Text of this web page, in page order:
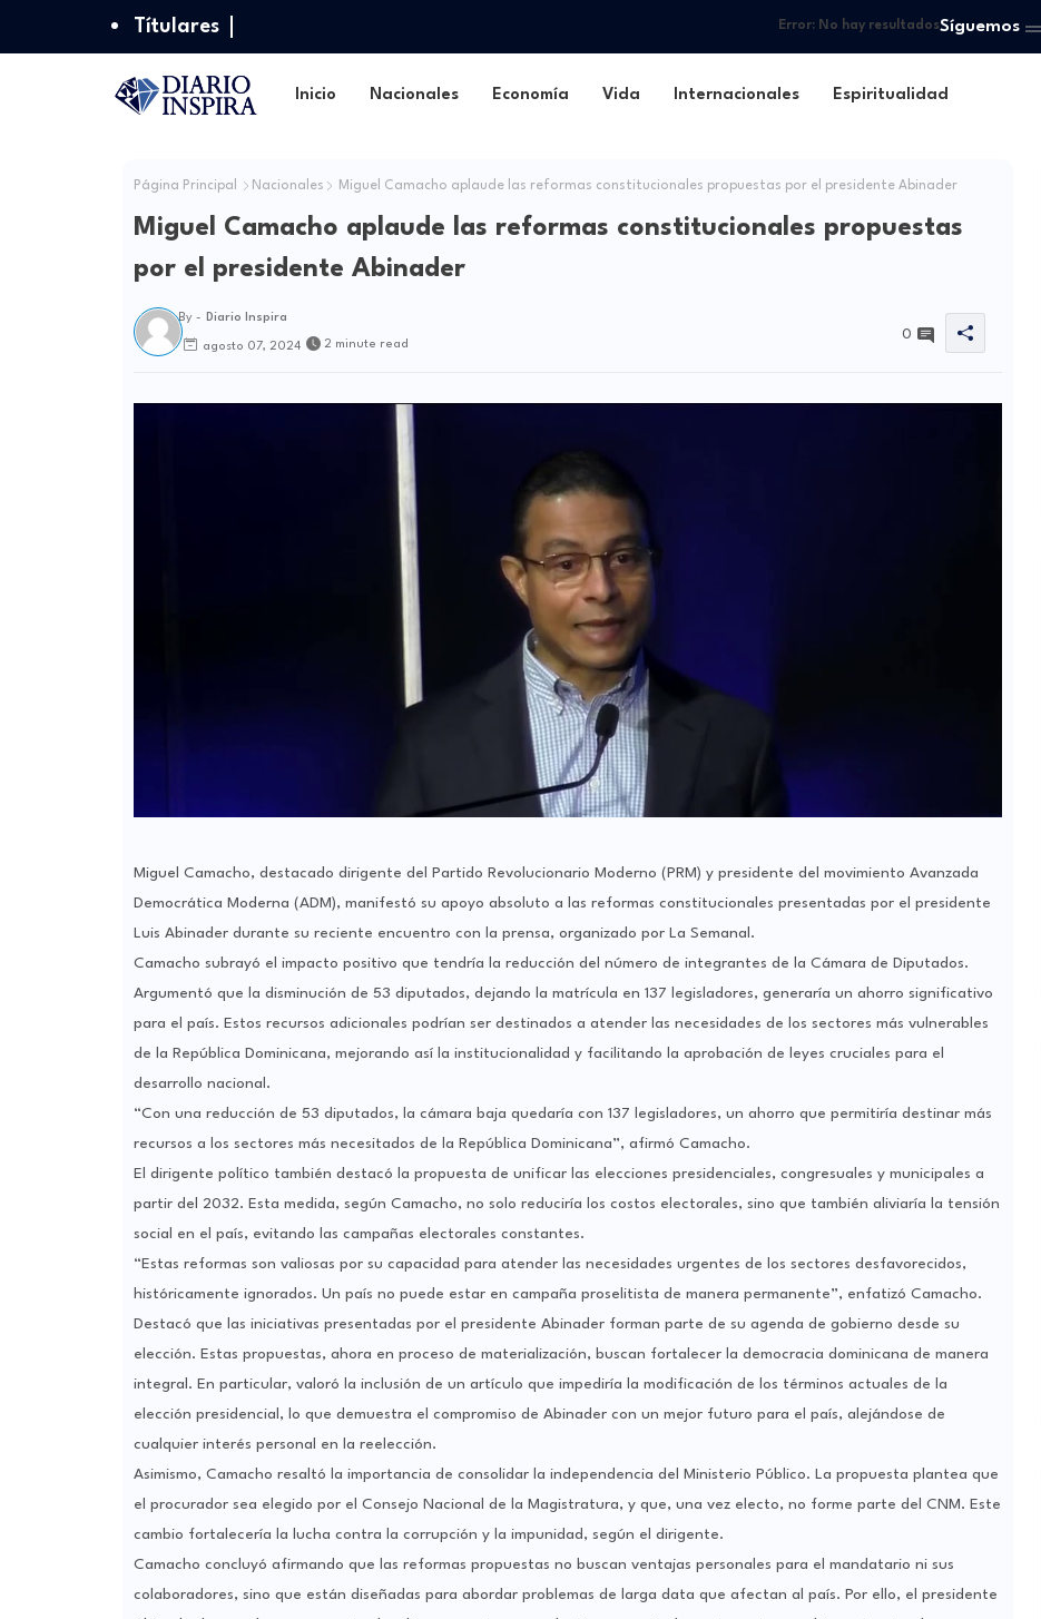
Títulares Error:No hay resultadosSíguemos
Inicio Nacionales Economía Vida Internacionales Espiritualidad
Página Principal Nacionales Miguel Camacho aplaude las reformas constitucionales propuestas por el presidente Abinader
Miguel Camacho aplaude las reformas constitucionales propuestas
por el presidente Abinader
By - Diario Inspira
agosto 07, 2024 2 minute read
0
Miguel Camacho, destacado dirigente del Partido Revolucionario Moderno (PRM) y presidente del movimiento Avanzada
Democrática Moderna (ADM), manifestó su apoyo absoluto a las reformas constitucionales presentadas por el presidente
Luis Abinader durante su reciente encuentro con la prensa, organizado por La Semanal.
Camacho subrayó el impacto positivo que tendría la reducción del número de integrantes de la Cámara de Diputados.
Argumentó que la disminución de 53 diputados, dejando la matrícula en 137 legisladores, generaría un ahorro significativo
para el país. Estos recursos adicionales podrían ser destinados a atender las necesidades de los sectores más vulnerables
de la República Dominicana, mejorando así la institucionalidad y facilitando la aprobación de leyes cruciales para el
desarrollo nacional.
“Con una reducción de 53 diputados, la cámara baja quedaría con 137 legisladores, un ahorro que permitiría destinar más
recursos a los sectores más necesitados de la República Dominicana”, afirmó Camacho.
El dirigente político también destacó la propuesta de unificar las elecciones presidenciales, congresuales y municipales a
partir del 2032. Esta medida, según Camacho, no solo reduciría los costos electorales, sino que también aliviaría la tensión
social en el país, evitando las campañas electorales constantes.
“Estas reformas son valiosas por su capacidad para atender las necesidades urgentes de los sectores desfavorecidos,
históricamente ignorados. Un país no puede estar en campaña proselitista de manera permanente”, enfatizó Camacho.
Destacó que las iniciativas presentadas por el presidente Abinader forman parte de su agenda de gobierno desde su
elección. Estas propuestas, ahora en proceso de materialización, buscan fortalecer la democracia dominicana de manera
integral. En particular, valoró la inclusión de un artículo que impediría la modificación de los términos actuales de la
elección presidencial, lo que demuestra el compromiso de Abinader con un mejor futuro para el país, alejándose de
cualquier interés personal en la reelección.
Asimismo, Camacho resaltó la importancia de consolidar la independencia del Ministerio Público. La propuesta plantea que
el procurador sea elegido por el Consejo Nacional de la Magistratura, y que, una vez electo, no forme parte del CNM. Este
cambio fortalecería la lucha contra la corrupción y la impunidad, según el dirigente.
Camacho concluyó afirmando que las reformas propuestas no buscan ventajas personales para el mandatario ni sus
colaboradores, sino que están diseñadas para abordar problemas de larga data que afectan al país. Por ello, el presidente